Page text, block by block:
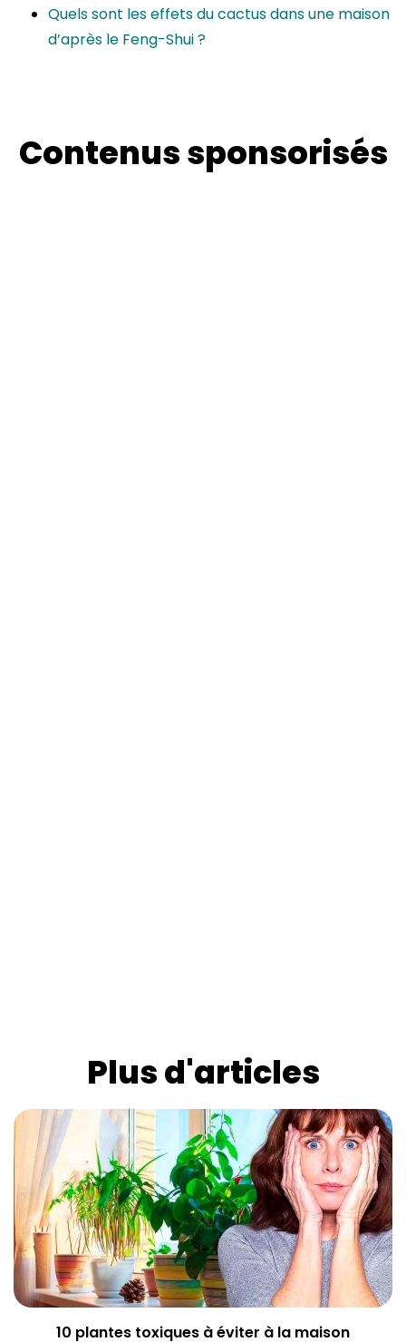
Quels sont les effets du cactus dans une maison
d’après le Feng-Shui ?
Contenus sponsorisés
Plus d'articles
10 plantes toxiques à éviter à la maison